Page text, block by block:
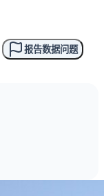
报告数据问题